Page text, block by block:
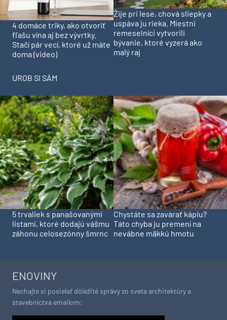
4 domáce triky, ako otvoriť
fľašu vína aj bez vývrtky.
Stačí pár vecí, ktoré už máte
doma (video)
Žije pri lese, chová sliepky a
uspáva ju rieka. Miestni
remeselníci vytvorili
bývanie, ktoré vyzerá ako
malý raj
UROB SI SÁM
5 trvaliek s panašovanými
listami, ktoré dodajú vášmu
záhonu celosezónny šmrnc
Chystáte sa zavárať kápiu?
Táto chyba ju premení na
nevábne mäkkú hmotu
ENOVINY
Nechajte si posielať dôležité správy zo sveta architektúry a
stavebníctva emailom: